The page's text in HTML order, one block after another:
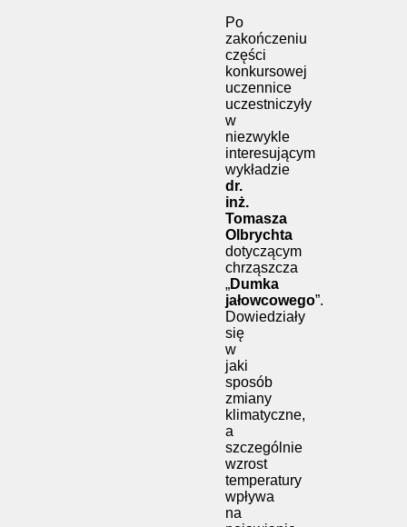
Po
zakończeniu
części
konkursowej
uczennice
uczestniczyły
w
niezwykle
interesującym
wykładzie
dr.
inż.
Tomasza
Olbrychta
dotyczącym
chrząszcza
„Dumka
jałowcowego”.
Dowiedziały
się
w
jaki
sposób
zmiany
klimatyczne,
a
szczególnie
wzrost
temperatury
wpływa
na